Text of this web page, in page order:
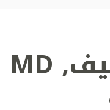
,
MD